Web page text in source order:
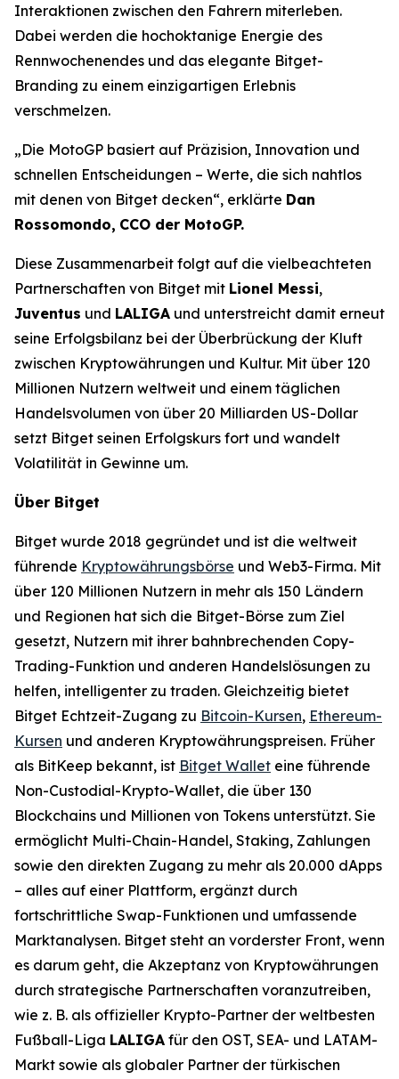
Interaktionen zwischen den Fahrern miterleben.
Dabei werden die hochoktanige Energie des
Rennwochenendes und das elegante Bitget-
Branding zu einem einzigartigen Erlebnis
verschmelzen.
„Die MotoGP basiert auf Präzision, Innovation und
schnellen Entscheidungen – Werte, die sich nahtlos
mit denen von Bitget decken“, erklärte Dan
Rossomondo, CCO der MotoGP.
Diese Zusammenarbeit folgt auf die vielbeachteten
Partnerschaften von Bitget mit Lionel Messi,
Juventus und LALIGA und unterstreicht damit erneut
seine Erfolgsbilanz bei der Überbrückung der Kluft
zwischen Kryptowährungen und Kultur. Mit über 120
Millionen Nutzern weltweit und einem täglichen
Handelsvolumen von über 20 Milliarden US-Dollar
setzt Bitget seinen Erfolgskurs fort und wandelt
Volatilität in Gewinne um.
Über Bitget
Bitget wurde 2018 gegründet und ist die weltweit
führende Kryptowährungsbörse und Web3-Firma. Mit
über 120 Millionen Nutzern in mehr als 150 Ländern
und Regionen hat sich die Bitget-Börse zum Ziel
gesetzt, Nutzern mit ihrer bahnbrechenden Copy-
Trading-Funktion und anderen Handelslösungen zu
helfen, intelligenter zu traden. Gleichzeitig bietet
Bitget Echtzeit-Zugang zu Bitcoin-Kursen, Ethereum-
Kursen und anderen Kryptowährungspreisen. Früher
als BitKeep bekannt, ist Bitget Wallet eine führende
Non-Custodial-Krypto-Wallet, die über 130
Blockchains und Millionen von Tokens unterstützt. Sie
ermöglicht Multi-Chain-Handel, Staking, Zahlungen
sowie den direkten Zugang zu mehr als 20.000 dApps
– alles auf einer Plattform, ergänzt durch
fortschrittliche Swap-Funktionen und umfassende
Marktanalysen. Bitget steht an vorderster Front, wenn
es darum geht, die Akzeptanz von Kryptowährungen
durch strategische Partnerschaften voranzutreiben,
wie z. B. als offizieller Krypto-Partner der weltbesten
Fußball-Liga LALIGA für den OST, SEA- und LATAM-
Markt sowie als globaler Partner der türkischen